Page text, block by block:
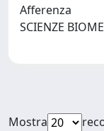
Afferenza
SCIENZE
Mostra